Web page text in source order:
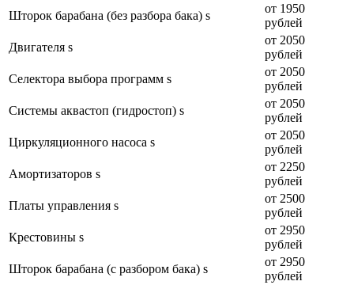
Шторок барабана (без разбора бака) s
от 1950
рублей
Двигателя s
от 2050
рублей
Селектора выбора программ s
от 2050
рублей
Системы аквастоп (гидростоп) s
от 2050
рублей
Циркуляционного насоса s
от 2050
рублей
Амортизаторов s
от 2250
рублей
Платы управления s
от 2500
рублей
Крестовины s
от 2950
рублей
Шторок барабана (с разбором бака) s
от 2950
рублей